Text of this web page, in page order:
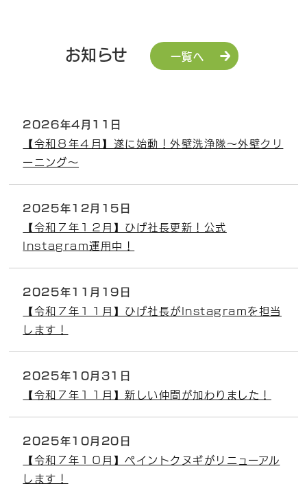
お知らせ 一覧へ
2026年4月11日
【令和８年４月】遂に始動！外壁洗浄隊～外壁クリ
ーニング～
2025年12月15日
【令和７年１２月】ひげ社長更新！公式
Instagram運用中！
2025年11月19日
【令和７年１１月】ひげ社長がInstagramを担当
します！
2025年10月31日
【令和７年１１月】新しい仲間が加わりました！
2025年10月20日
【令和７年１０月】ペイントクヌギがリニューアル
します！